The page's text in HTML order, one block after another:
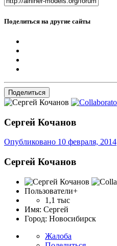
Поделиться на другие сайты
Поделиться
Сергей Кочанов
Опубликовано 10 февраля, 2014
Сергей Кочанов
Пользователи+
1,1 тыс
Имя: Сергей
Город: Новосибирск
Жалоба